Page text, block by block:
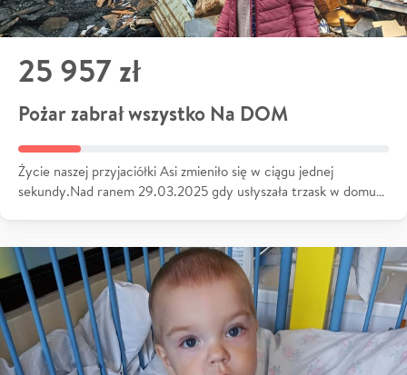
25 957 zł
Pożar zabrał wszystko Na DOM
Życie naszej przyjaciółki Asi zmieniło się w ciągu jednej
sekundy.Nad ranem 29.03.2025 gdy usłyszała trzask w domu…